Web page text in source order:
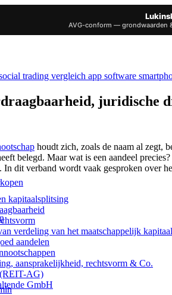
AVG-conform — grondwaarden
houdt zich, zoals de naam al zegt,
belegd. Maar wat is een aandeel
In dit verband wordt vaak gesproken over
kapitaalsplitsing
verdeling van het maatschappelijk kapitaal
aandelen
aansprakelijkheid, rechtsvorm & Co.
(REIT-AG)
GmbH